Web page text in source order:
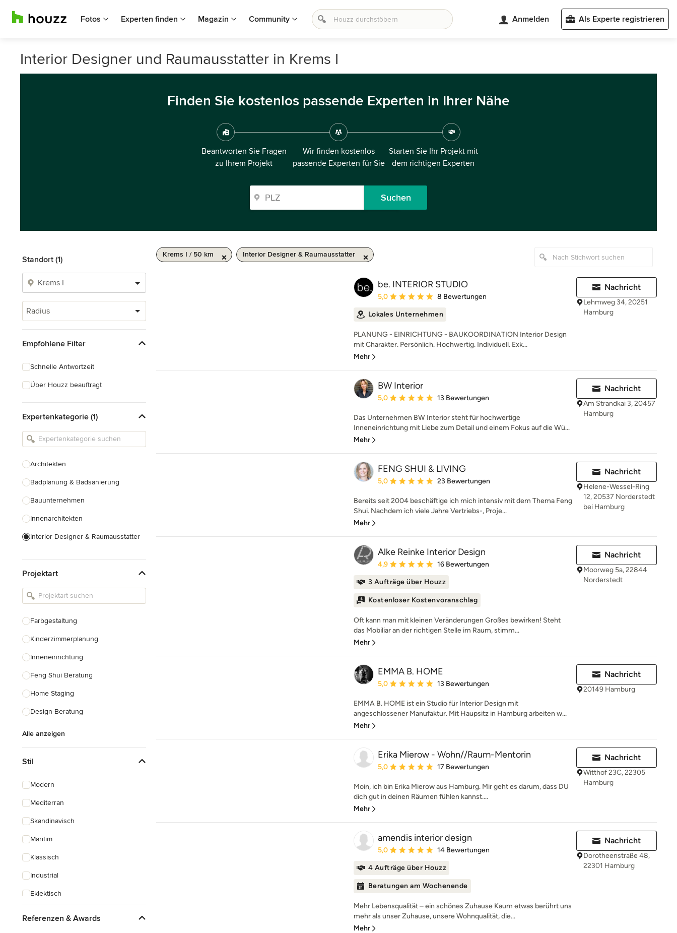
Fotos Experten finden Magazin Community Anmelden Als Experte registrieren
Interior Designer und Raumausstatter in Krems I
Finden Sie kostenlos passende Experten in Ihrer Nähe
Beantworten Sie Fragen
zu Ihrem Projekt
Wir finden kostenlos
passende Experten für Sie
Starten Sie Ihr Projekt mit
dem richtigen Experten
Suchen
Standort (1)
Radius
Empfohlene Filter
Schnelle Antwortzeit
Über Houzz beauftragt
Expertenkategorie (1)
Architekten
Badplanung & Badsanierung
Bauunternehmen
Innenarchitekten
Interior Designer & Raumausstatter
Landschaftsarchitekten
Armaturen & Sanitärbedarf
Einbauschränke
Projektart
Farbgestaltung
Kinderzimmerplanung
Inneneinrichtung
Feng Shui Beratung
Home Staging
Design-Beratung
Alle anzeigen
Stil
Modern
Mediterran
Skandinavisch
Maritim
Klassisch
Industrial
Eklektisch
Referenzen & Awards
Krems I / 50 km Interior Designer & Raumausstatter
be. INTERIOR STUDIO
Durchschnittliche Bewertung: 5 von 5 Sternen
5,0 8 Bewertungen
Lokales Unternehmen
PLANUNG - EINRICHTUNG - BAUKOORDINATION Interior Design
mit Charakter. Persönlich. Hochwertig. Individuell. Exk...
Mehr
Nachricht
Lehmweg 34, 20251
Hamburg
BW Interior
Durchschnittliche Bewertung: 5 von 5 Sternen
5,0 13 Bewertungen
Das Unternehmen BW Interior steht für hochwertige
Inneneinrichtung mit Liebe zum Detail und einem Fokus auf die Wü...
Mehr
Nachricht
Am Strandkai 3, 20457
Hamburg
FENG SHUI & LIVING
Durchschnittliche Bewertung: 5 von 5 Sternen
5,0 23 Bewertungen
Bereits seit 2004 beschäftige ich mich intensiv mit dem Thema Feng
Shui. Nachdem ich viele Jahre Vertriebs-, Proje...
Mehr
Nachricht
Helene-Wessel-Ring
12, 20537 Norderstedt
bei Hamburg
Alke Reinke Interior Design
Durchschnittliche Bewertung: 4.9 von 5 Sternen
4,9 16 Bewertungen
3 Aufträge über Houzz
Kostenloser Kostenvoranschlag
Oft kann man mit kleinen Veränderungen Großes bewirken! Steht
das Mobiliar an der richtigen Stelle im Raum, stimm...
Mehr
Nachricht
Moorweg 5a, 22844
Norderstedt
EMMA B. HOME
Durchschnittliche Bewertung: 5 von 5 Sternen
5,0 13 Bewertungen
EMMA B. HOME ist ein Studio für Interior Design mit
angeschlossener Manufaktur. Mit Haupsitz in Hamburg arbeiten w...
Mehr
Nachricht
20149 Hamburg
Erika Mierow - Wohn//Raum-Mentorin
Durchschnittliche Bewertung: 5 von 5 Sternen
5,0 17 Bewertungen
Moin, ich bin Erika Mierow aus Hamburg. Mir geht es darum, dass DU
dich gut in deinen Räumen fühlen kannst....
Mehr
Nachricht
Witthof 23C, 22305
Hamburg
amendis interior design
Durchschnittliche Bewertung: 5 von 5 Sternen
5,0 14 Bewertungen
4 Aufträge über Houzz
Beratungen am Wochenende
Mehr Lebensqualität – ein schönes Zuhause Kaum etwas berührt uns
mehr als unser Zuhause, unsere Wohnqualität, die...
Mehr
Nachricht
Dorotheenstraße 48,
22301 Hamburg